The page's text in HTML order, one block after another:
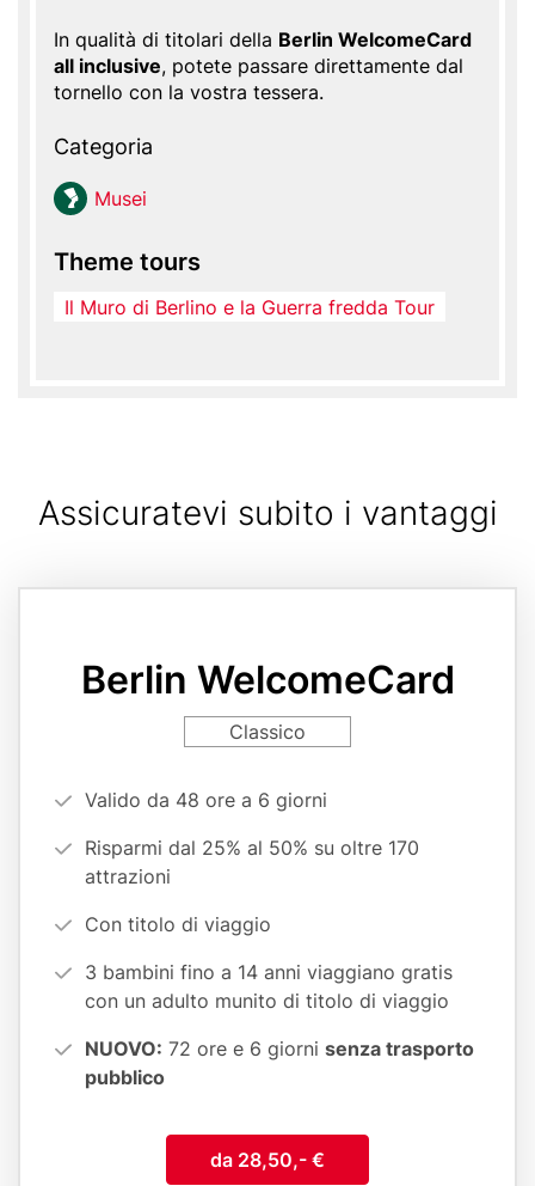
In qualità di titolari della Berlin WelcomeCard
all inclusive, potete passare direttamente dal
tornello con la vostra tessera.
Categoria
Mu­sei
Theme tours
Il Muro di Berlino e la Guerra fredda Tour
Assicuratevi subito i vantaggi
referenceBerlin WelcomeCard
Classico
Vorteilsargumente
form)
Valido da 48 ore a 6 giorni
Risparmi dal 25% al 50% su oltre 170
attrazioni
Con titolo di viaggio
3 bambini fino a 14 anni viaggiano gratis
con un adulto munito di titolo di viaggio
NUOVO: 72 ore e 6 giorni senza trasporto
pubblico
da 28,50,- €